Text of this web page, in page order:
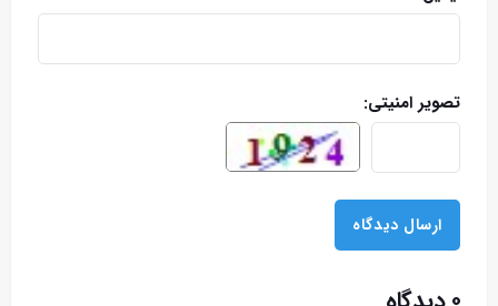
تصویر امنیتی: